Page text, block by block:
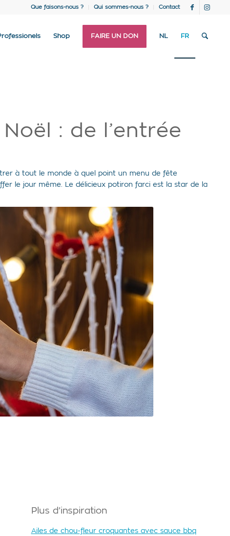
Que faisons-nous ? Qui sommes-nous ? Contact
Shop FAIRE UN DON NL FR
: de l’entrée
à tout le monde à quel point un menu de fête
le jour même. Le délicieux potiron farci est la star de la
Plus d’inspiration
Ailes de chou-fleur croquantes avec sauce bbq